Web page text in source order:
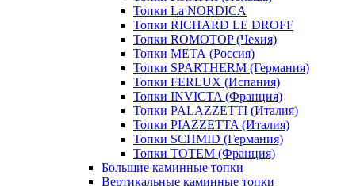
Топки La NORDICA
Топки RICHARD LE DROFF
Топки ROMOTOP (Чехия)
Топки МЕТА (Россия)
Топки SPARTHERM (Германия)
Топки FERLUX (Испания)
Топки INVICTA (Франция)
Топки PALAZZETTI (Италия)
Топки PIAZZETTA (Италия)
Топки SCHMID (Германия)
Топки TOTEM (Франция)
Большие каминные топки
Вертикальные каминные топки